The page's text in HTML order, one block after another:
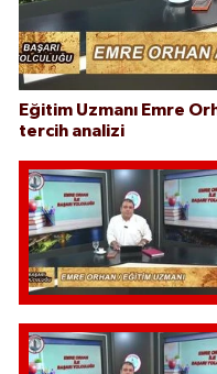
Eğitim Uzmanı Emre
tercih analizi